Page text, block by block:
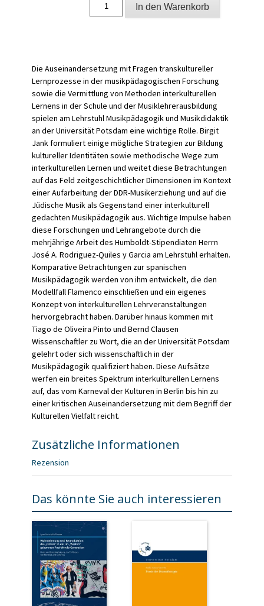
In den Warenkorb
Die Auseinandersetzung mit Fragen transkultureller
Lernprozesse in der musikpädagogischen Forschung
sowie die Vermittlung von Methoden interkulturellen
Lernens in der Schule und der Musiklehrerausbildung
spielen am Lehrstuhl Musikpädagogik und Musikdidaktik
an der Universität Potsdam eine wichtige Rolle. Birgit
Jank formuliert einige mögliche Strategien zur Bildung
kultureller Identitäten sowie methodische Wege zum
interkulturellen Lernen und weitet diese Betrachtungen
auf das Feld zeitgeschichtlicher Dimensionen im Kontext
einer Aufarbeitung der DDR-Musikerziehung und auf die
Jüdische Musik als Gegenstand einer interkulturell
gedachten Musikpädagogik aus. Wichtige Impulse haben
diese Forschungen und Lehrangebote durch die
mehrjährige Arbeit des Humboldt-Stipendiaten Herrn
José A. Rodriguez-Quiles y Garcia am Lehrstuhl erhalten.
Komparative Betrachtungen zur spanischen
Musikpädagogik werden von ihm entwickelt, die den
Modellfall Flamenco einschließen und ein eigenes
Konzept von interkulturellen Lehrveranstaltungen
hervorgebracht haben. Darüber hinaus kommen mit
Tiago de Oliveira Pinto und Bernd Clausen
Wissenschaftler zu Wort, die an der Universität Potsdam
gelehrt oder sich wissenschaftlich in der
Musikpädagogik qualifiziert haben. Diese Aufsätze
werfen ein breites Spektrum interkulturellen Lernens
auf, das vom Karneval der Kulturen in Berlin bis hin zu
einer kritischen Auseinandersetzung mit dem Begriff der
Kulturellen Vielfalt reicht.
Zusätzliche Informationen
Rezension
Das könnte Sie auch interessieren